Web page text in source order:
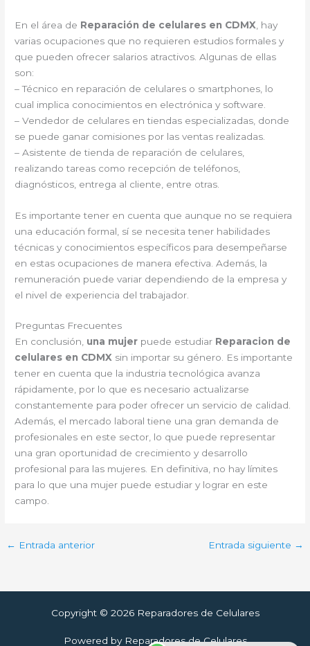
En el área de Reparación de celulares en CDMX , hay
varias ocupaciones que no requieren estudios formales y
que pueden ofrecer salarios atractivos. Algunas de ellas
son:
– Técnico en reparación de celulares o smartphones, lo
cual implica conocimientos en electrónica y software.
– Vendedor de celulares en tiendas especializadas, donde
se puede ganar comisiones por las ventas realizadas.
– Asistente de tienda de reparación de celulares,
realizando tareas como recepción de teléfonos,
diagnósticos, entrega al cliente, entre otras.
Es importante tener en cuenta que aunque no se requiera
una educación formal, sí se necesita tener habilidades
técnicas y conocimientos específicos para desempeñarse
en estas ocupaciones de manera efectiva. Además, la
remuneración puede variar dependiendo de la empresa y
el nivel de experiencia del trabajador.
Preguntas Frecuentes
En conclusión, una mujer puede estudiar Reparacion de
celulares en CDMX sin importar su género. Es importante
tener en cuenta que la industria tecnológica avanza
rápidamente, por lo que es necesario actualizarse
constantemente para poder ofrecer un servicio de calidad.
Además, el mercado laboral tiene una gran demanda de
profesionales en este sector, lo que puede representar
una gran oportunidad de crecimiento y desarrollo
profesional para las mujeres. En definitiva, no hay límites
para lo que una mujer puede estudiar y lograr en este
campo.
← Entrada anterior Entrada siguiente →
Copyright © 2026 Reparadores de Celulares
Powered by Reparadores de Celulares